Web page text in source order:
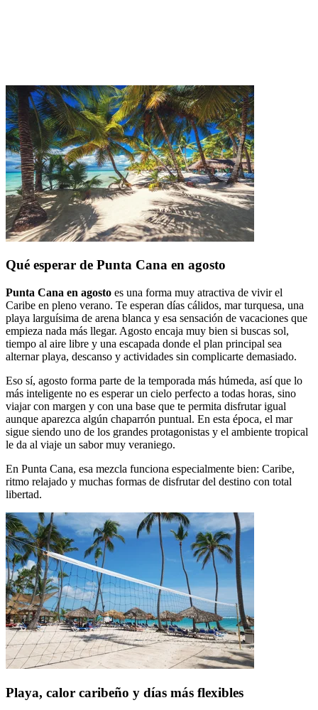
Qué esperar de Punta Cana en agosto
Punta Cana en agosto es una forma muy atractiva de vivir el
Caribe en pleno verano. Te esperan días cálidos, mar turquesa, una
playa larguísima de arena blanca y esa sensación de vacaciones que
empieza nada más llegar. Agosto encaja muy bien si buscas sol,
tiempo al aire libre y una escapada donde el plan principal sea
alternar playa, descanso y actividades sin complicarte demasiado.
Eso sí, agosto forma parte de la temporada más húmeda, así que lo
más inteligente no es esperar un cielo perfecto a todas horas, sino
viajar con margen y con una base que te permita disfrutar igual
aunque aparezca algún chaparrón puntual. En esta época, el mar
sigue siendo uno de los grandes protagonistas y el ambiente tropical
le da al viaje un sabor muy veraniego.
En Punta Cana, esa mezcla funciona especialmente bien: Caribe,
ritmo relajado y muchas formas de disfrutar del destino con total
libertad.
Playa, calor caribeño y días más flexibles